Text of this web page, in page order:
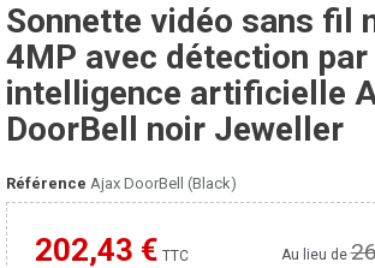
Sonnette vidéo sans fil
4MP avec détection par
intelligence artificielle
DoorBell noir Jeweller
Référence Ajax DoorBell (Black)
202,43 € TTC
Moins cher ailleurs ? Au lieu de